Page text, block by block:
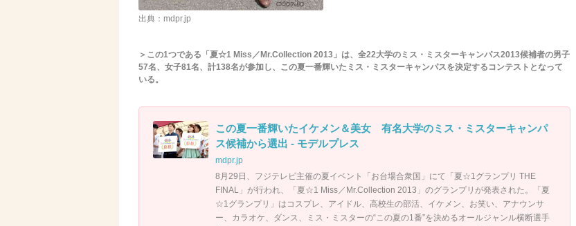
出典：mdpr.jp
＞この1つである「夏☆1 Miss／Mr.Collection 2013」は、全22大学のミス・ミスターキャンパス2013候補者の男子
57名、女子81名、計138名が参加し、この夏一番輝いたミス・ミスターキャンパスを決定するコンテストとなって
いる。
この夏一番輝いたイケメン＆美女 有名大学のミス・ミスターキャンパ
ス候補から選出 - モデルプレス
mdpr.jp
8月29日、フジテレビ主催の夏イベント「お台場合衆国」にて「夏☆1グランプリ THE
FINAL」が行われ、「夏☆1 Miss／Mr.Collection 2013」のグランプリが発表された。「夏
☆1グランプリ」はコスプレ、アイドル、高校生の部活、イケメン、お笑い、アナウンサ
ー、カラオケ、ダンス、ミス・ミスターの“この夏の1番”を決めるオールジャンル横断選手